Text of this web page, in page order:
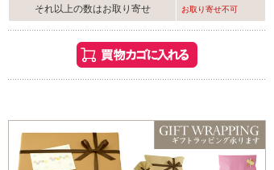
それ以上の数はお取り寄せ お取り寄せ不可